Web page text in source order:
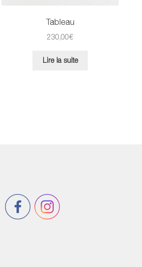
Tableau
230,00€
Lire la suite